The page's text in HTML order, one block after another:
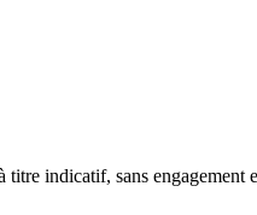
indicatif, sans engagement